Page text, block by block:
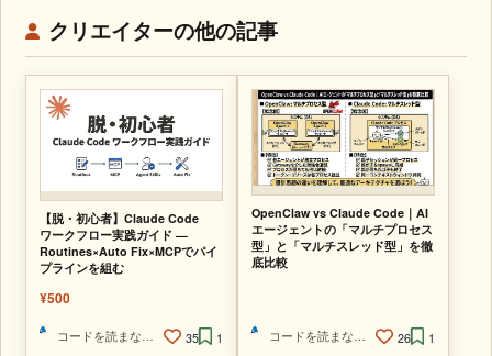
クリエイターの他の記事
【脱・初心者】Claude Code
ワークフロー実践ガイド —
Routines×Auto Fix×MCPでパイ
プラインを組む
¥500
コードを読まないAIエンジニア 35 1
OpenClaw vs Claude Code｜AI
エージェントの「マルチプロセス
型」と「マルチスレッド型」を徹
底比較
コードを読まないAIエンジニア 26 1